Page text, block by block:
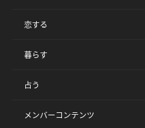
恋する
暮らす
占う
メンバーコンテンツ